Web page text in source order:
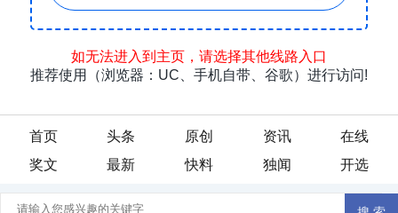
首页 头条 原创 资讯
在线
奖文
最新 快料 独闻 开选